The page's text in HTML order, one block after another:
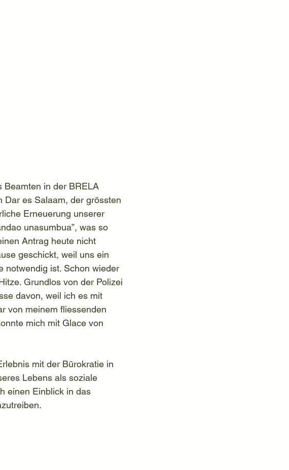
Beamten in der BRELA
Dar es Salaam, der grössten
Erneuerung unserer
unasumbua”, was so
Antrag heute nicht
geschickt, weil uns ein
notwendig ist. Schon wieder
Grundlos von der Polizei
davon, weil ich es mit
von meinem fliessenden
mich mit Glace von
mit der Bürokratie in
Lebens als soziale
einen Einblick in das